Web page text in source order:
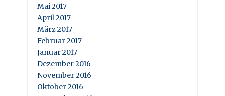
Mai 2017
April 2017
März 2017
Februar 2017
Januar 2017
Dezember 2016
November 2016
Oktober 2016